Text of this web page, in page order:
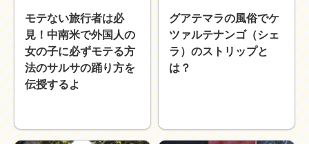
モテない旅行者は必
見！中南米で外国人の
女の子に必ずモテる方
法のサルサの踊り方を
伝授するよ
グアテマラの風俗でケ
ツァルテナンゴ（シェ
ラ）のストリップと
は？